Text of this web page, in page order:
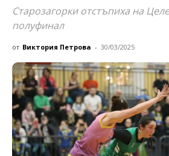
Старозагорки отстъпиха на
полуфинал
от Виктория Петрова - 30/03/2025